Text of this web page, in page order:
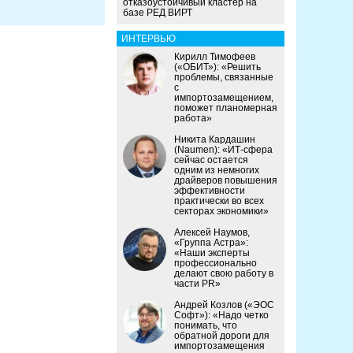
отказоустойчивый кластер на
базе РЕД ВИРТ
ИНТЕРВЬЮ
Кирилл Тимофеев
(«ОБИТ»): «Решить
проблемы, связанные
с
импортозамещением,
поможет планомерная
работа»
Никита Кардашин
(Naumen): «ИТ-сфера
сейчас остается
одним из немногих
драйверов повышения
эффективности
практически во всех
секторах экономики»
Алексей Наумов,
«Группа Астра»:
«Наши эксперты
профессионально
делают свою работу в
части PR»
Андрей Козлов («ЭОС
Софт»): «Надо четко
понимать, что
обратной дороги для
импортозамещения